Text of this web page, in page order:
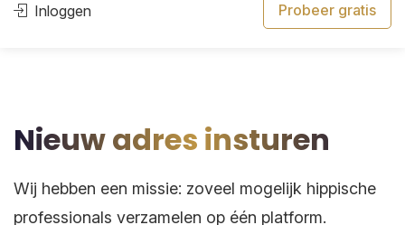
Inloggen Probeer gratis
Nieuw adres insturen
Wij hebben een missie: zoveel mogelijk hippische
professionals verzamelen op één platform.